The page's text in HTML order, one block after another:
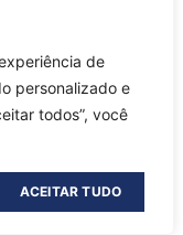
de
personalizado e
todos”, você
ACEITAR TUDO